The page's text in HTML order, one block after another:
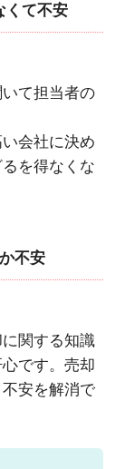
くて不安
て担当者の
会社に決め
を得なくな
不安
関する知識
です。売却
安を解消で